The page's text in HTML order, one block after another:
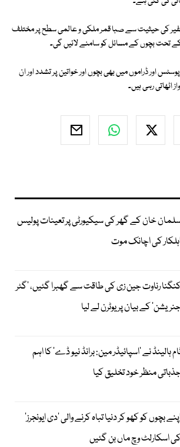
کی حیثیت سے صبا قمر ملکی و عالمی سطح پر مختلف
تحت بچوں کے مسائل کو سامنے لائیں گی۔
اور ڈراموں میں بھی بچوں اور خواتین پر تشدد اور ان
رہی ہیں۔
خان کے گھر کی سیکیورٹی پر تعینات پولیس
کی اچانک موت
رناوت جین زی کی طاقت سے گھبرا گئیں، ’گٹر
کے بیان پر یوٹرن لے لیا
ہالینڈ نے ’اسپائیڈر مین: برانڈ نیو ڈے‘ کا اہم
منظر خود تخلیق کیا
بچوں کو کھو کر دنیا تباہ کرنے والی ’دی ایونجرز‘
اسکارلٹ وچ ماں بن گئیں